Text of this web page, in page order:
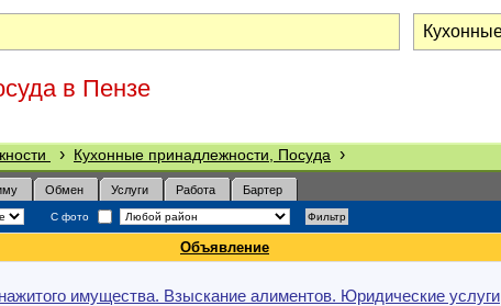
в Пензе
› Кухонные принадлежности, Посуда ›
Обмен Услуги Работа Бартер
С фото
Объявление
имущества. Взыскание алиментов. Юридические услуги